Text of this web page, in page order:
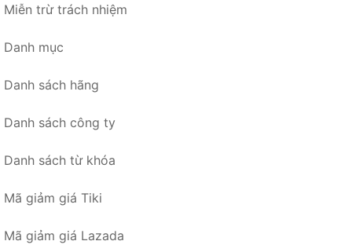
Miễn trừ trách nhiệm
Danh mục
Danh sách hãng
Danh sách công ty
Danh sách từ khóa
Mã giảm giá Tiki
Mã giảm giá Lazada